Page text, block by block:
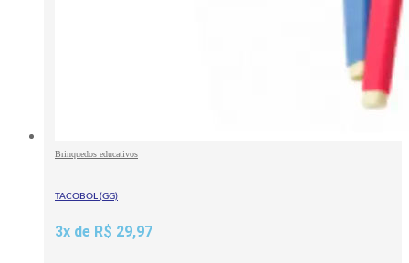
Brinquedos educativos
TACOBOL (GG)
3x de R$ 29,97